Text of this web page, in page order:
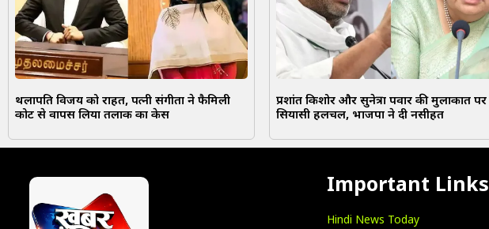
थलापति विजय को राहत, पत्नी संगीता ने फैमिली
कोर्ट से वापस लिया तलाक का केस
प्रशांत किशोर और सुनेत्रा पवार की मुलाकात पर
सियासी हलचल, भाजपा ने दी नसीहत
Important Links
Hindi News Today